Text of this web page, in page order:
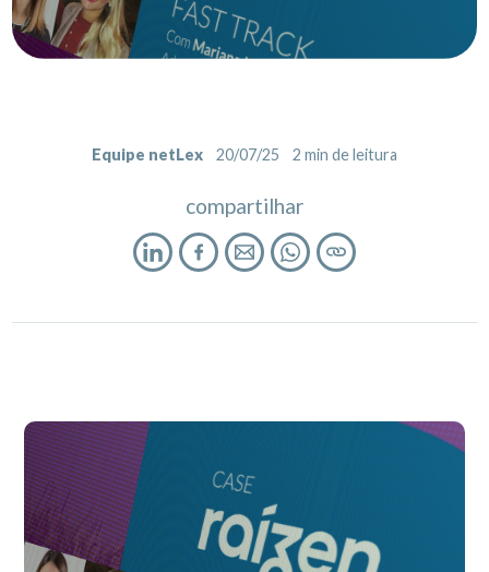
Equipe netLex 20/07/25 2 min de leitura
compartilhar